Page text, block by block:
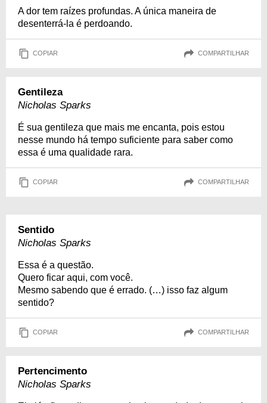
A dor tem raízes profundas. A única maneira de
desenterrá-la é perdoando.
COPIAR COMPARTILHAR
Gentileza
Nicholas Sparks
É sua gentileza que mais me encanta, pois estou
nesse mundo há tempo suficiente para saber como
essa é uma qualidade rara.
COPIAR COMPARTILHAR
Sentido
Nicholas Sparks
Essa é a questão.
Quero ficar aqui, com você.
Mesmo sabendo que é errado. (…) isso faz algum
sentido?
COPIAR COMPARTILHAR
Pertencimento
Nicholas Sparks